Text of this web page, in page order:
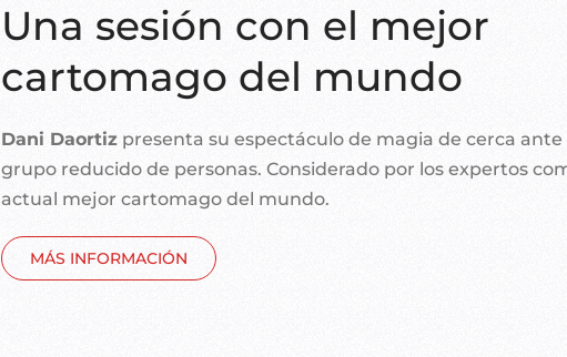
Una sesión con el mejor
cartomago del mundo
Dani Daortiz presenta su espectáculo de magia de cerca ante
grupo reducido de personas. Considerado por los expertos
actual mejor cartomago del mundo.
MÁS INFORMACIÓN